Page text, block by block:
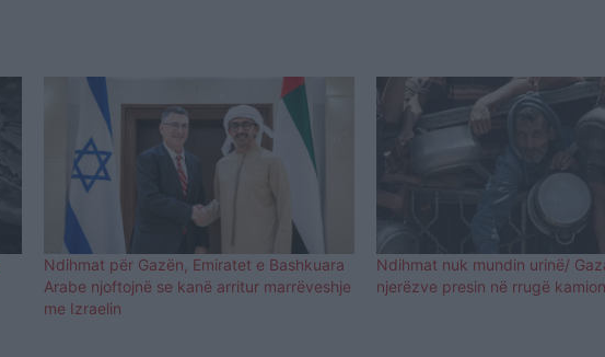
Ndihmat për Gazën, Emiratet e Bashkuara
Arabe njoftojnë se kanë arritur marrëveshje
me Izraelin
Ndihmat nuk mundin urinë/
njerëzve presin në rrugë